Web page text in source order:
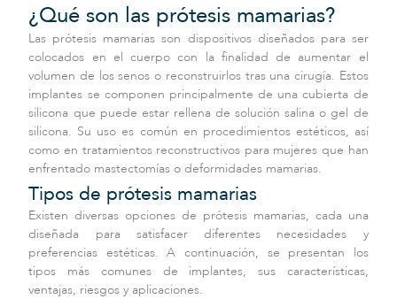
¿Qué son las prótesis mamarias?
Las prótesis mamarias son dispositivos diseñados para ser
colocados en el cuerpo con la finalidad de aumentar el
volumen de los senos o reconstruirlos tras una cirugía. Estos
implantes se componen principalmente de una cubierta de
silicona que puede estar rellena de solución salina o gel de
silicona. Su uso es común en procedimientos estéticos, así
como en tratamientos reconstructivos para mujeres que han
enfrentado mastectomías o deformidades mamarias.
Tipos de prótesis mamarias
Existen diversas opciones de prótesis mamarias, cada una
diseñada para satisfacer diferentes necesidades y
preferencias estéticas. A continuación, se presentan los
tipos más comunes de implantes, sus características,
ventajas, riesgos y aplicaciones.